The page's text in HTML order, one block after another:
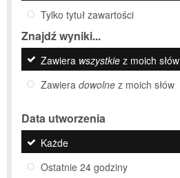
Tylko tytuł zawartości
Znajdź wyniki...
Zawiera wszystkie z moich słów
Zawiera dowolne z moich słów
Data utworzenia
Każde
Ostatnie 24 godziny